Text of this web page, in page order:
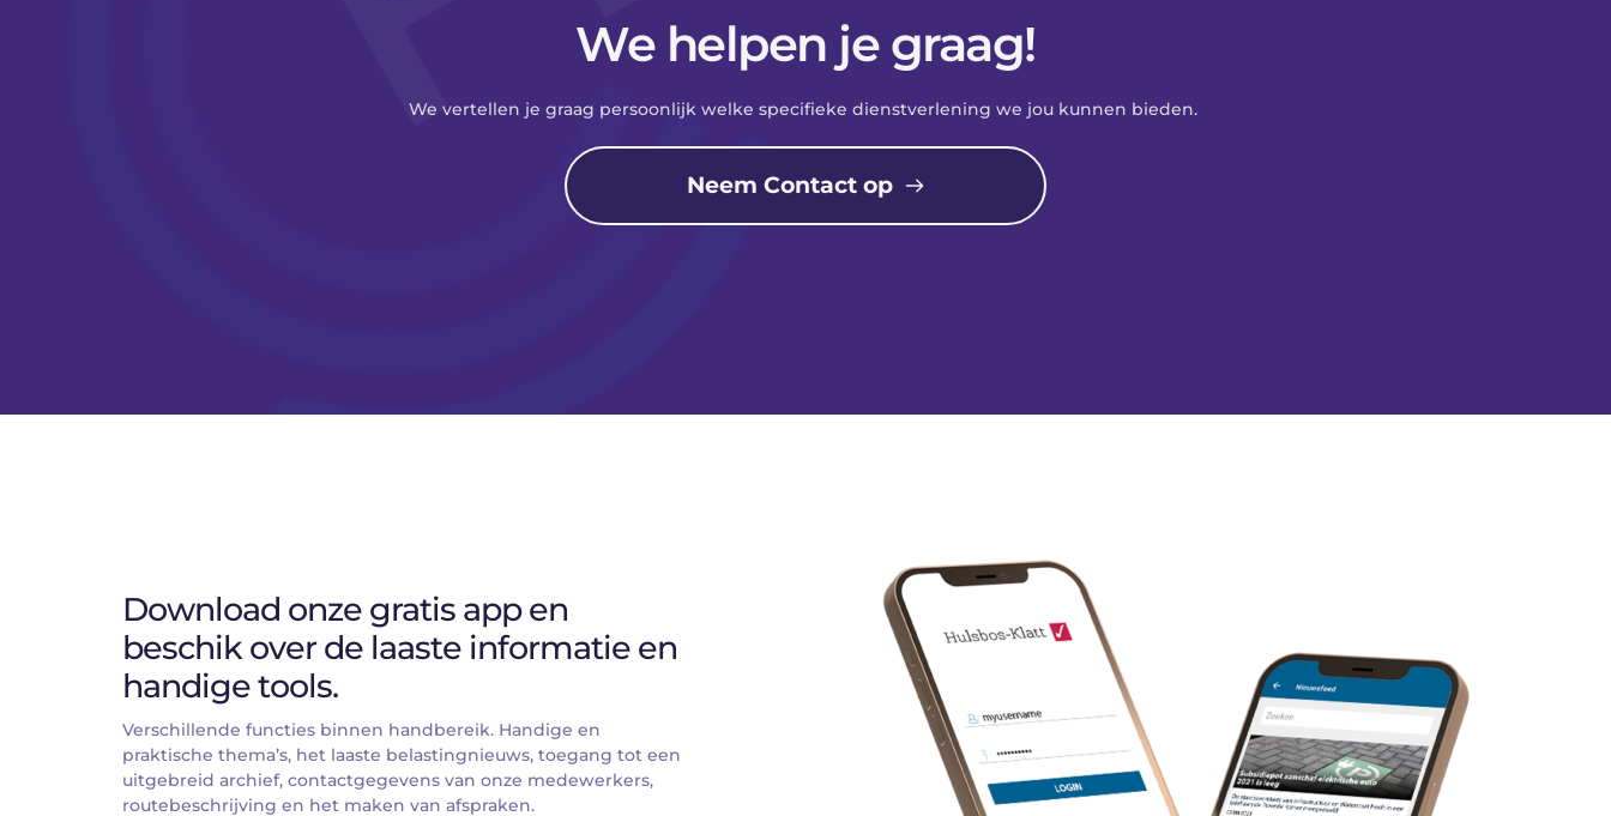
We helpen je graag!
We vertellen je graag persoonlijk welke specifieke dienstverlening we jou kunnen bieden.
Neem Contact op
Download onze gratis app en
beschik over de laaste informatie en
handige tools.
Verschillende functies binnen handbereik. Handige en
praktische thema’s, het laaste belastingnieuws, toegang tot een
uitgebreid archief, contactgegevens van onze medewerkers,
routebeschrijving en het maken van afspraken.